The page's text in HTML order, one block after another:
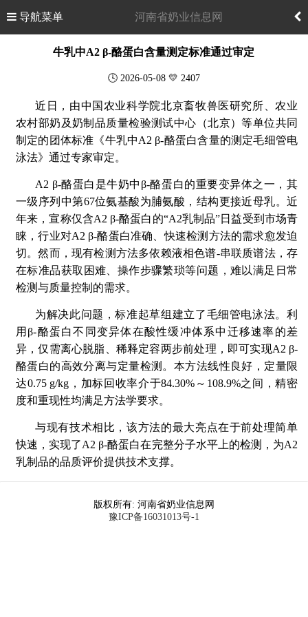
导航菜单 河南省奶业信息网
牛乳中A2 β-酪蛋白含量测定标准通过审定
🕓 2026-05-08 💛 2407
近日，由中国农业科学院北京畜牧兽医研究所、农业
农村部奶及奶制品质量检验测试中心（北京）等单位共同
制定的团体标准《牛乳中A2 β-酪蛋白含量的测定毛细管电
泳法》通过专家审定。
A2 β-酪蛋白是牛奶中β-酪蛋白的重要变异体之一，其
一级序列中第67位氨基酸为脯氨酸，结构更接近母乳。 近
年来，宣称仅含A2 β-酪蛋白的“A2乳制品”日益受到市场青
睐，行业对A2 β-酪蛋白准确、快速检测方法的需求愈发迫
切。然而，现有检测方法多依赖液相色谱-串联质谱法，存
在标准品获取困难、操作步骤繁琐等问题，难以满足日常
检测与质量控制的需求。
为解决此问题，标准起草组建立了毛细管电泳法。利
用β-酪蛋白不同变异体在酸性缓冲体系中迁移速率的差
异，仅需离心脱脂、稀释定容两步前处理，即可实现A2 β-
酪蛋白的高效分离与定量检测。本方法线性良好，定量限
达0.75 g/kg，加标回收率介于84.30%～108.9%之间，精密
度和重现性均满足方法学要求。
与现有技术相比，该方法的最大亮点在于前处理简单
快速，实现了A2 β-酪蛋白在完整分子水平上的检测，为A2
乳制品的品质评价提供技术支撑。
版权所有: 河南省奶业信息网
豫ICP备16031013号-1